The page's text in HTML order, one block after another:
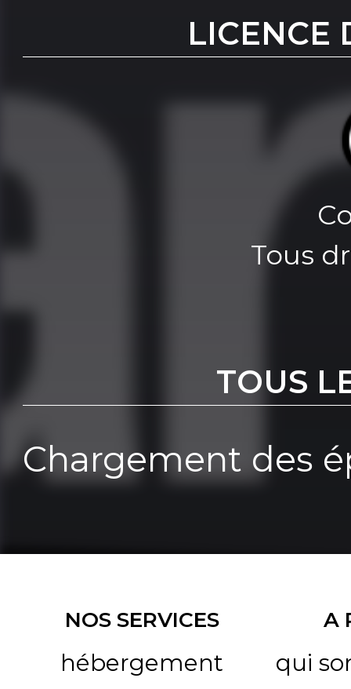
LICENCE
Tous
TOUS
Chargement des
NOS SERVICES
hébergement
A
qui